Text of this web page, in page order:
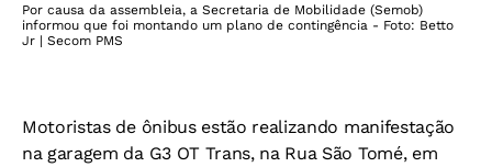
Por causa da assembleia, a Secretaria de Mobilidade (Semob)
informou que foi montando um plano de contingência - Foto: Betto
Jr | Secom PMS
Motoristas de ônibus estão realizando manifestação
na garagem da G3 OT Trans, na Rua São Tomé, em